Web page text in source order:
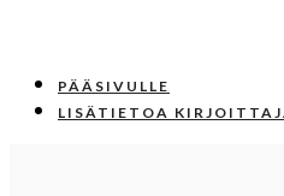
PÄÄSIVULLE
LISÄTIETOA